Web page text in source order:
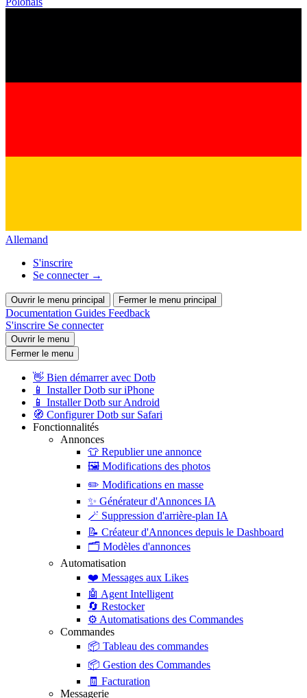
Allemand
S'inscrire
Se connecter →
Ouvrir le menu principal Fermer le menu principal
Documentation Guides Feedback
S'inscrire Se connecter
Ouvrir le menu
Fermer le menu
👋 Bien démarrer avec Dotb
📱 Installer Dotb sur iPhone
📱 Installer Dotb sur Android
🧭 Configurer Dotb sur Safari
Fonctionnalités
Annonces
👕 Republier une annonce
🖼️ Modifications des photos
✏️ Modifications en masse
✨ Générateur d'Annonces IA
🪄 Suppression d'arrière-plan IA
📝 Créateur d'Annonces depuis le Dashboard
🗂️ Modèles d'annonces
Automatisation
❤️ Messages aux Likes
🤖 Agent Intelligent
🔄 Restocker
⚙️ Automatisations des Commandes
Commandes
📦 Tableau des commandes
📦 Gestion des Commandes
🧾 Facturation
Messagerie